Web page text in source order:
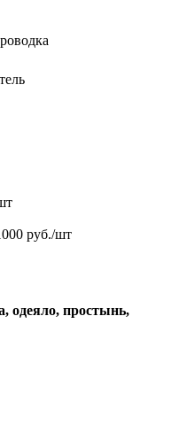
руб./шт
одеяло, простынь,